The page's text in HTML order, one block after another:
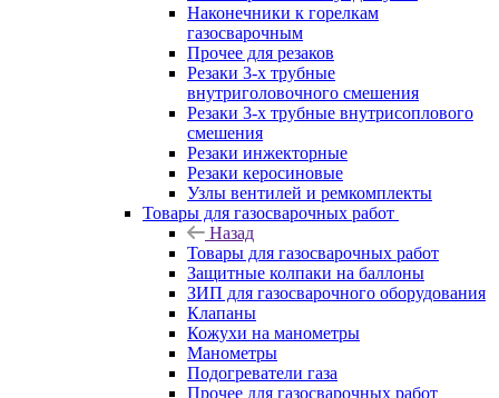
Наконечники к горелкам
газосварочным
Прочее для резаков
Резаки 3-х трубные
внутриголовочного смешения
Резаки 3-х трубные внутрисоплового
смешения
Резаки инжекторные
Резаки керосиновые
Узлы вентилей и ремкомплекты
Товары для газосварочных работ
Назад
Товары для газосварочных работ
Защитные колпаки на баллоны
ЗИП для газосварочного оборудования
Клапаны
Кожухи на манометры
Манометры
Подогреватели газа
Прочее для газосварочных работ